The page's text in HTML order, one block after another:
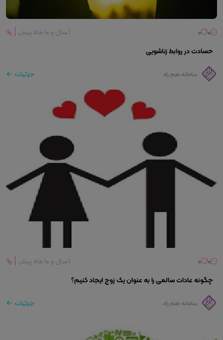
0
0 ۱ سال و ۱۰ ماه پیش
حسادت در روابط زناشویی
سامانه هم راه جزئیات
0
0 ۱ سال و ۱۰ ماه پیش
چگونه عادات سالمی را به عنوان یک زوج ایجاد کنیم؟
سامانه هم راه جزئیات